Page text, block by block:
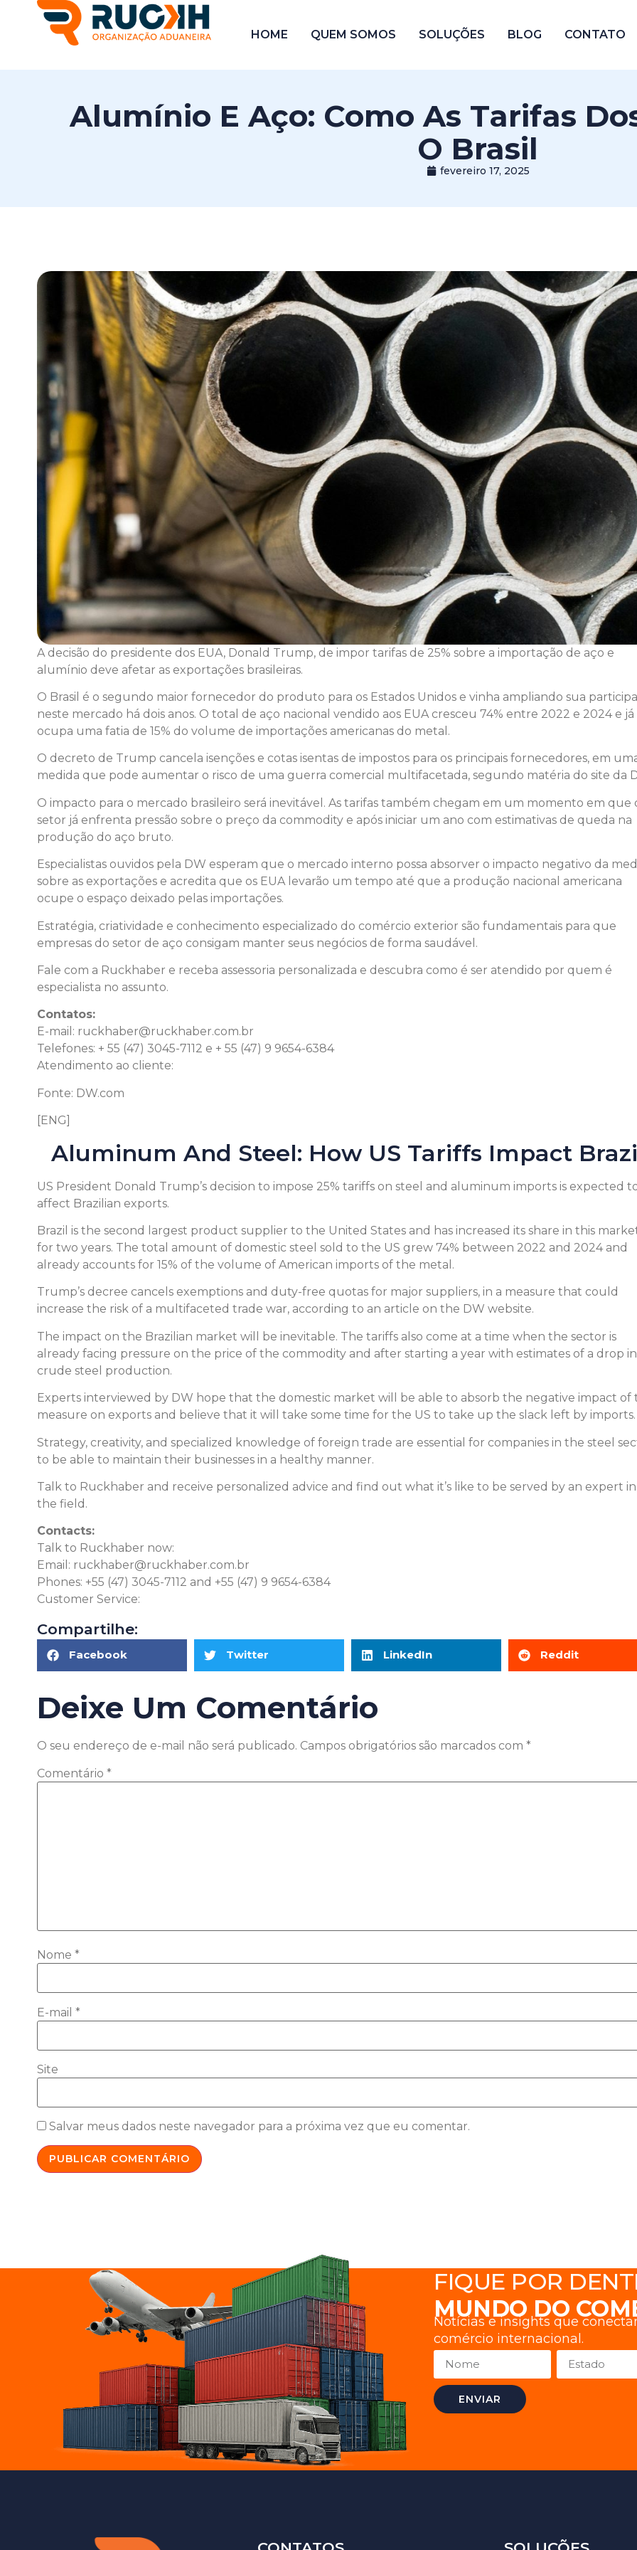
HOME QUEM SOMOS SOLUÇÕES BLOG CONTATO
Alumínio E Aço: Como As Tarifas
O Brasil
fevereiro 17, 2025
A decisão do presidente dos EUA, Donald Trump, de impor tarifas de 25% sobre a importação de aço e
alumínio deve afetar as exportações brasileiras.
O Brasil é o segundo maior fornecedor do produto para os Estados Unidos e vinha ampliando sua
neste mercado há dois anos. O total de aço nacional vendido aos EUA cresceu 74% entre 2022 e 2024 e já
ocupa uma fatia de 15% do volume de importações americanas do metal.
O decreto de Trump cancela isenções e cotas isentas de impostos para os principais fornecedores, em
medida que pode aumentar o risco de uma guerra comercial multifacetada, segundo matéria do site da
O impacto para o mercado brasileiro será inevitável. As tarifas também chegam em um momento em que
setor já enfrenta pressão sobre o preço da commodity e após iniciar um ano com estimativas de queda na
produção do aço bruto.
Especialistas ouvidos pela DW esperam que o mercado interno possa absorver o impacto negativo da
sobre as exportações e acredita que os EUA levarão um tempo até que a produção nacional americana
ocupe o espaço deixado pelas importações.
Estratégia, criatividade e conhecimento especializado do comércio exterior são fundamentais para que
empresas do setor de aço consigam manter seus negócios de forma saudável.
Fale com a Ruckhaber e receba assessoria personalizada e descubra como é ser atendido por quem é
especialista no assunto.
Contatos:
E-mail: ruckhaber@ruckhaber.com.br
Telefones: + 55 (47) 3045-7112 e + 55 (47) 9 9654-6384
Atendimento ao cliente:
Fonte: DW.com
[ENG]
Aluminum And Steel: How US Tariffs Impact
US President Donald Trump’s decision to impose 25% tariffs on steel and aluminum imports is expected
affect Brazilian exports.
Brazil is the second largest product supplier to the United States and has increased its share in this
for two years. The total amount of domestic steel sold to the US grew 74% between 2022 and 2024 and
already accounts for 15% of the volume of American imports of the metal.
Trump’s decree cancels exemptions and duty-free quotas for major suppliers, in a measure that could
increase the risk of a multifaceted trade war, according to an article on the DW website.
The impact on the Brazilian market will be inevitable. The tariffs also come at a time when the sector is
already facing pressure on the price of the commodity and after starting a year with estimates of a drop in
crude steel production.
Experts interviewed by DW hope that the domestic market will be able to absorb the negative impact of
measure on exports and believe that it will take some time for the US to take up the slack left by imports.
Strategy, creativity, and specialized knowledge of foreign trade are essential for companies in the steel
to be able to maintain their businesses in a healthy manner.
Talk to Ruckhaber and receive personalized advice and find out what it’s like to be served by an expert in
the field.
Contacts:
Talk to Ruckhaber now:
Email: ruckhaber@ruckhaber.com.br
Phones: +55 (47) 3045-7112 and +55 (47) 9 9654-6384
Customer Service:
Compartilhe:
Facebook Twitter LinkedIn Reddit
Deixe Um Comentário
O seu endereço de e-mail não será publicado. Campos obrigatórios são marcados com *
Comentário *
Nome *
E-mail *
Site
Salvar meus dados neste navegador para a próxima vez que eu comentar.
É com muita satisfação que
depoimento sobre a Ruckhaber.
Confiança e seriedade faz toda a
fornecedor e cliente. A APC do
Brasil LTDA, agradece todo o
cada serviço prestado.
Atendimento, qualidade,
comprometimento são seus
FIQUE POR
MUNDO DO
Notícias e insights que
comércio internacional.
ENVIAR